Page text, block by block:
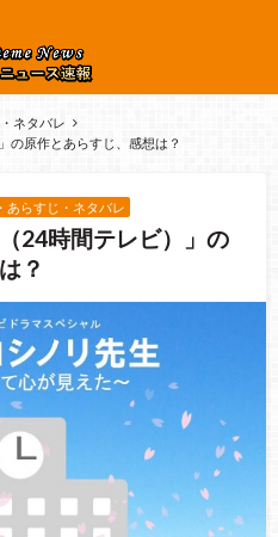
ネタバレ
の原作とあらすじ、感想は？
あらすじ・ネタバレ
24時間テレビ）」の
？